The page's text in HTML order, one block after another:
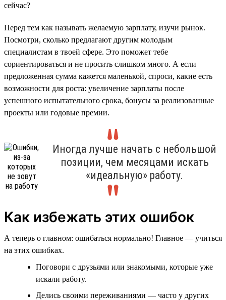
сейчас?
Перед тем как называть желаемую зарплату, изучи рынок.
Посмотри, сколько предлагают другим молодым
специалистам в твоей сфере. Это поможет тебе
сориентироваться и не просить слишком много. А если
предложенная сумма кажется маленькой, спроси, какие есть
возможности для роста: увеличение зарплаты после
успешного испытательного срока, бонусы за реализованные
проекты или годовые премии.
Иногда лучше начать с небольшой
позиции, чем месяцами искать
«идеальную» работу.
Как избежать этих ошибок
А теперь о главном: ошибаться нормально! Главное — учиться
на этих ошибках.
Поговори с друзьями или знакомыми, которые уже
искали работу.
Делись своими переживаниями — часто у других